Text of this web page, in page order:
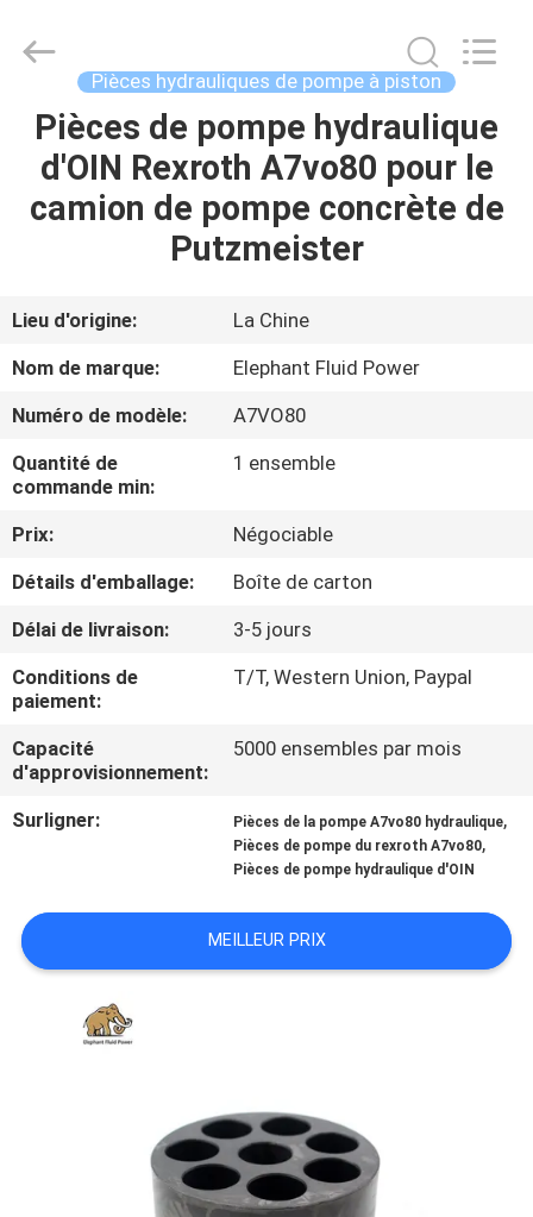
MAISON
PRODUITS
SUJET
DE
NOUS
VISITE
D'USINE
CONTRÔLE
DE
QUALITÉ
CONTACTEZ-
NOUS
CAS
PLAN
Elephant
Fluid
Reserved.
Pièces hydrauliques de pompe à piston
Pièces de pompe hydraulique
d'OIN Rexroth A7vo80 pour le
camion de pompe concrète de
Putzmeister
Lieu d'origine:
La Chine
Nom de marque:
Elephant Fluid Power
Numéro de modèle:
A7VO80
Quantité de
commande min:
1 ensemble
Prix:
Négociable
Détails d'emballage:
Boîte de carton
Délai de livraison:
3-5 jours
Conditions de
paiement:
T/T, Western Union, Paypal
Capacité
d'approvisionnement:
5000 ensembles par mois
Surligner: Pièces de la pompe A7vo80 hydraulique,
Pièces de pompe du rexroth A7vo80,
Pièces de pompe hydraulique d'OIN
MEILLEUR PRIX